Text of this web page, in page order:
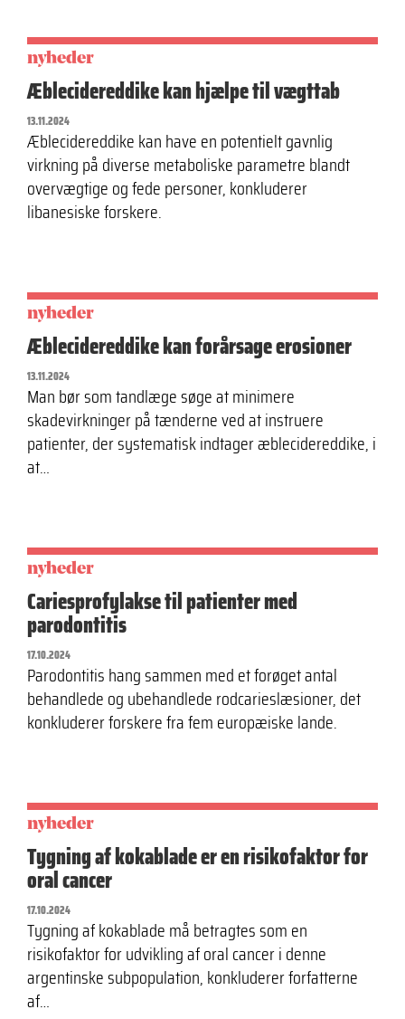
nyheder
Æblecidereddike kan hjælpe til vægttab
13.11.2024
Æblecidereddike kan have en potentielt gavnlig
virkning på diverse metaboliske parametre blandt
overvægtige og fede personer, konkluderer
libanesiske forskere.
nyheder
Æblecidereddike kan forårsage erosioner
13.11.2024
Man bør som tandlæge søge at minimere
skadevirkninger på tænderne ved at instruere
patienter, der systematisk indtager æblecidereddike, i
at…
nyheder
Cariesprofylakse til patienter med
parodontitis
17.10.2024
Parodontitis hang sammen med et forøget antal
behandlede og ubehandlede rodcarieslæsioner, det
konkluderer forskere fra fem europæiske lande.
nyheder
Tygning af kokablade er en risikofaktor for
oral cancer
17.10.2024
Tygning af kokablade må betragtes som en
risikofaktor for udvikling af oral cancer i denne
argentinske subpopulation, konkluderer forfatterne
af…